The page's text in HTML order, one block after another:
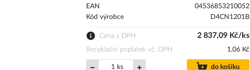
EAN
04536853210052
Kód výrobce
D4CN1201B
Cena s DPH 2 837,09 Kč/ks
Recyklační poplatek vč. DPH 1,06 Kč
ks do košíku